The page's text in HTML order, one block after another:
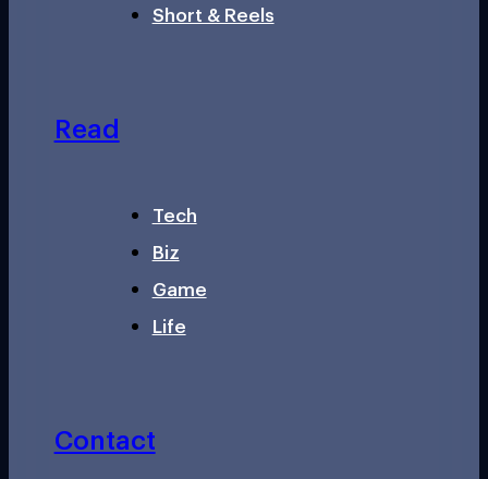
Short & Reels
Read
Tech
Biz
Game
Life
Contact